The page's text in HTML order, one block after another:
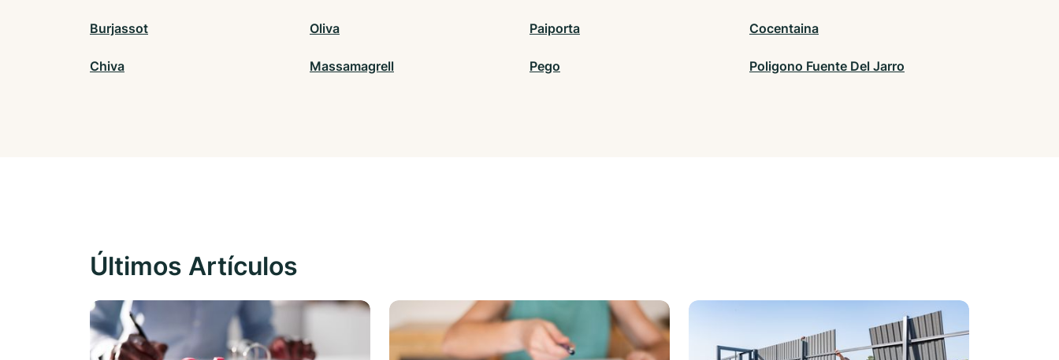
Burjassot Oliva Paiporta Cocentaina
Chiva Massamagrell Pego Poligono Fuente Del Jarro
Últimos Artículos